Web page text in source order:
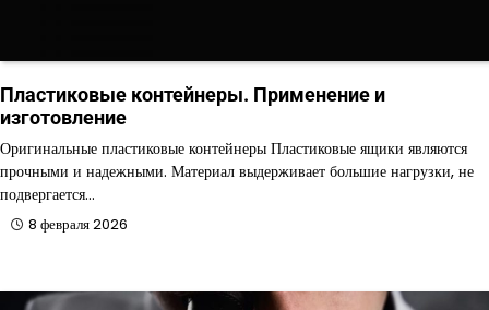
Пластиковые контейнеры. Применение и
изготовление
Оригинальные пластиковые контейнеры Пластиковые ящики являются
прочными и надежными. Материал выдерживает большие нагрузки, не
подвергается…
8 февраля 2026